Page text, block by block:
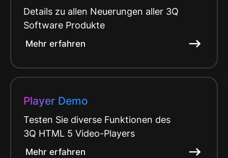
Details zu allen Neuerungen aller 3Q
Software Produkte
Mehr erfahren
Player Demo
Testen Sie diverse Funktionen des
3Q HTML 5 Video-Players
Mehr erfahren